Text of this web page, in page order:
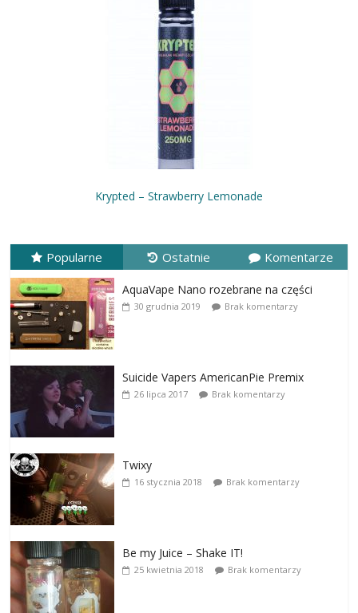
Krypted – Strawberry Lemonade
Popularne Ostatnie Komentarze
AquaVape Nano rozebrane na części
30 grudnia 2019 Brak komentarzy
Suicide Vapers AmericanPie Premix
26 lipca 2017 Brak komentarzy
Twixy
16 stycznia 2018 Brak komentarzy
Be my Juice – Shake IT!
25 kwietnia 2018 Brak komentarzy